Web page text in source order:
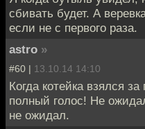
сбивать будет. А
если не с первого раза.
astro »
#60 | 13.10.14 14:10
Когда котейка взялся
полный голос! Не
не ожидал.